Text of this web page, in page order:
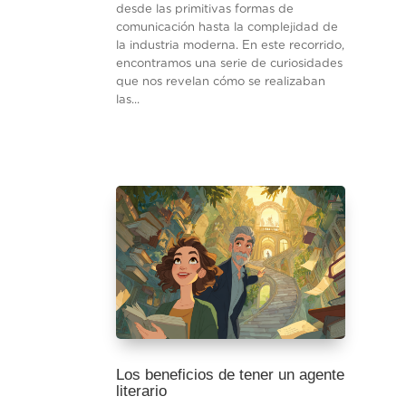
desde las primitivas formas de
comunicación hasta la complejidad de
la industria moderna. En este recorrido,
encontramos una serie de curiosidades
que nos revelan cómo se realizaban
las...
Los beneficios de tener un agente
literario